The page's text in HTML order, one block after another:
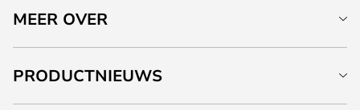
MEER OVER
PRODUCTNIEUWS